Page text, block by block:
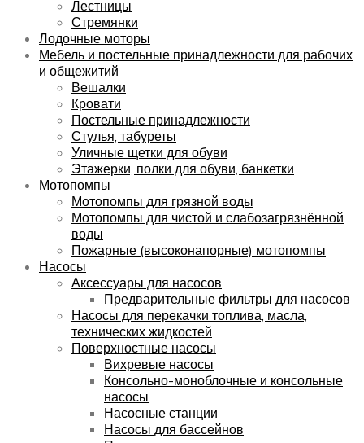
Лестницы
Стремянки
Лодочные моторы
Мебель и постельные принадлежности для рабочих
и общежитий
Вешалки
Кровати
Постельные принадлежности
Стулья, табуреты
Уличные щетки для обуви
Этажерки, полки для обуви, банкетки
Мотопомпы
Мотопомпы для грязной воды
Мотопомпы для чистой и слабозагрязнённой
воды
Пожарные (высоконапорные) мотопомпы
Насосы
Аксессуары для насосов
Предварительные фильтры для насосов
Насосы для перекачки топлива, масла,
технических жидкостей
Поверхностные насосы
Вихревые насосы
Консольно-моноблочные и консольные
насосы
Насосные станции
Насосы для бассейнов